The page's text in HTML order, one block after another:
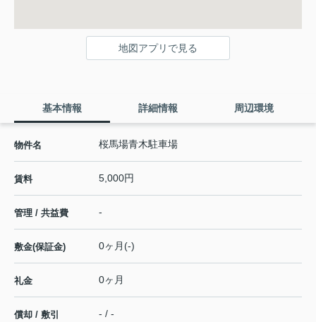
地図アプリで見る
基本情報 詳細情報 周辺環境
物件名 桜馬場青木駐車場
賃料 5,000円
管理 / 共益費 -
敷金(保証金) 0ヶ月(-)
礼金 0ヶ月
償却 / 敷引 - / -